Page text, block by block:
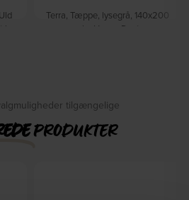
Terra, Tæppe, lysegrå, 140x200
cm by House Doctor
tilgængelige
PRODUKTER